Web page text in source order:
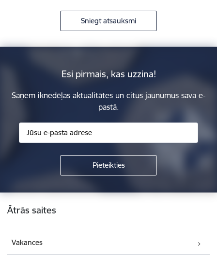
Sniegt atsauksmi
Esi pirmais, kas uzzina!
Saņem iknedēļas aktualitātes un citus jaunumus sava e-
pastā.
Kājene
Ātrās saites
Vakances